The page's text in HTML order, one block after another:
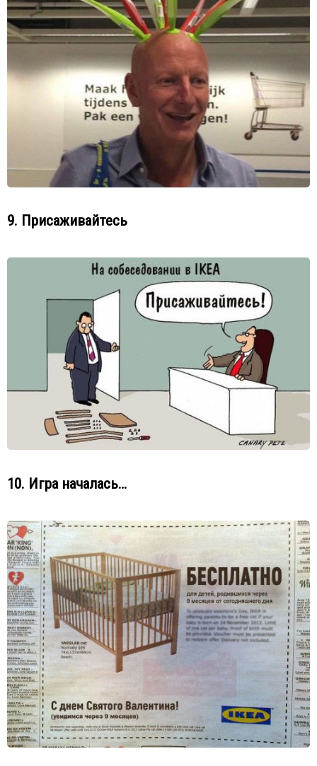
9. Присаживайтесь
10. Игра началась…